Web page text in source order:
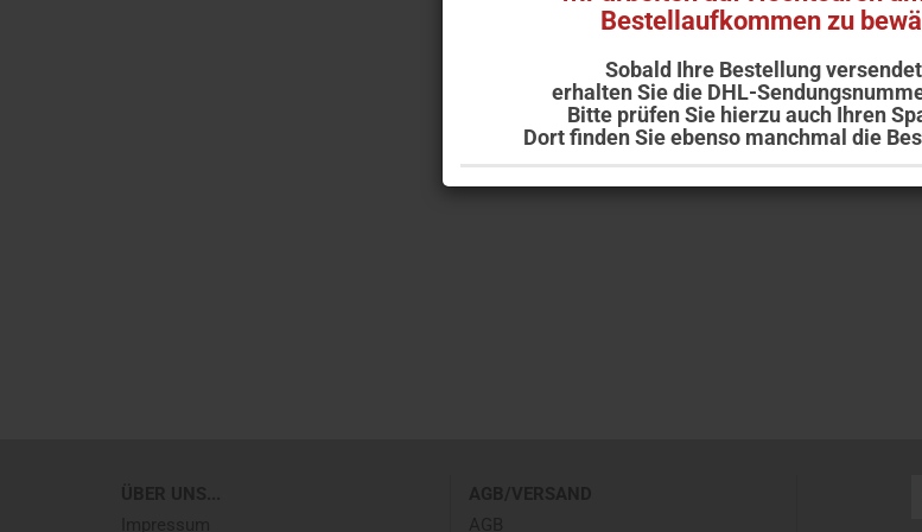
Bestellaufkommen zu
Sobald Ihre Bestellung
erhalten Sie die DHL-
Bitte prüfen Sie hierzu auch Ihren
Dort finden Sie ebenso manchmal die